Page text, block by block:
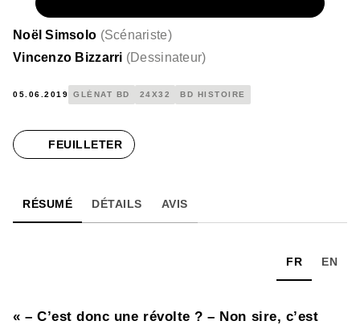
Noël Simsolo (Scénariste)
Vincenzo Bizzarri (Dessinateur)
05.06.2019 GLÉNAT BD 24X32 BD HISTOIRE
FEUILLETER
RÉSUMÉ DÉTAILS AVIS
FR EN
« – C’est donc une révolte ? – Non sire, c’est